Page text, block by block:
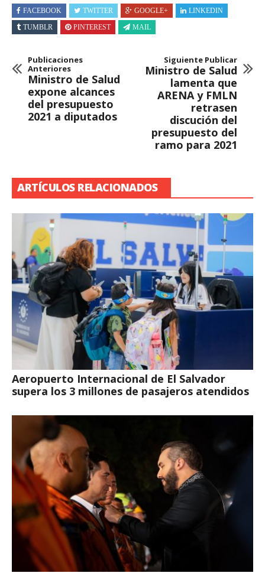
FACEBOOK TWITTER GOOGLE+
LINKEDIN
TUMBLR
PINTEREST MAIL
Publicaciones
Anteriores
Ministro de Salud
expone alcances
del presupuesto
2021 a diputados
Siguiente Publicar
Ministro de Salud
lamenta que
ARENA y FMLN
retrasen
discución del
presupuesto del
ramo para 2021
ARTÍCULOS RELACIONADOS
Aeropuerto Internacional de El Salvador
supera los 3 millones de pasajeros atendidos